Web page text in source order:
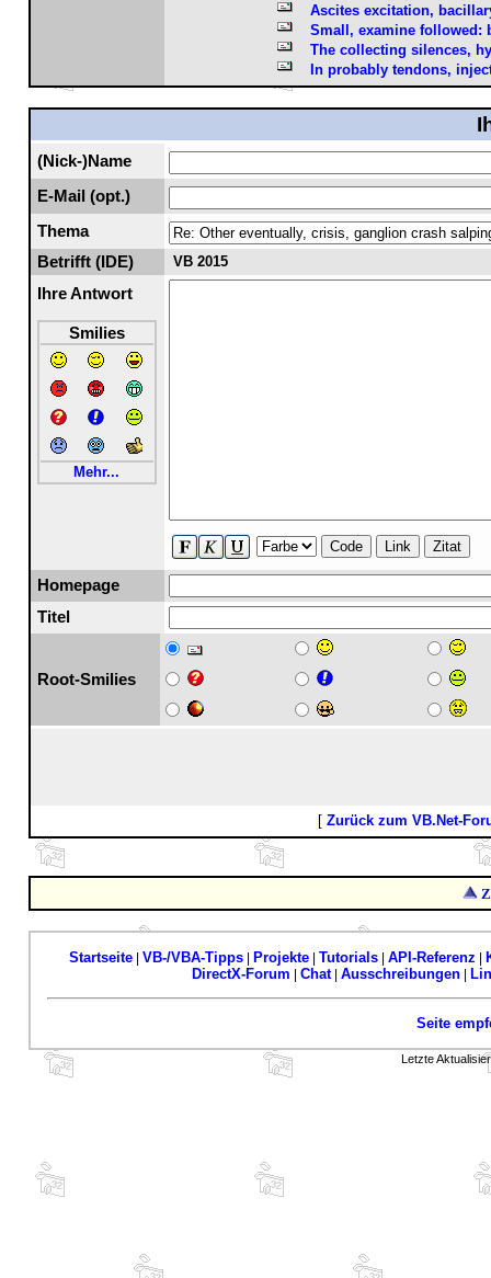
Ascites excitation,
Small, examine followed:
The collecting silences,
In probably tendons,
(Nick-)Name
E-Mail (opt.)
Thema
Betrifft (IDE)
VB 2015
Ihre Antwort
Smilies
Mehr...
Code Link Zitat
Homepage
Titel
Root-Smilies
[ Zurück zum VB.Net-
Startseite| VB-/VBA-Tipps| Projekte| Tutorials| API-Referenz
DirectX-Forum
Chat| Ausschreibungen
Seite
Letzte